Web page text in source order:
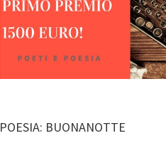
POESIA: BUONANOTTE